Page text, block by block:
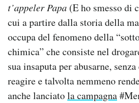
t’appeler Papa (E ho smesso di
cui a partire dalla storia della
occupa del fenomeno della
chimica” che consiste nel
sua insaputa per abusarne,
reagire e talvolta nemmeno
anche lanciatola campagna